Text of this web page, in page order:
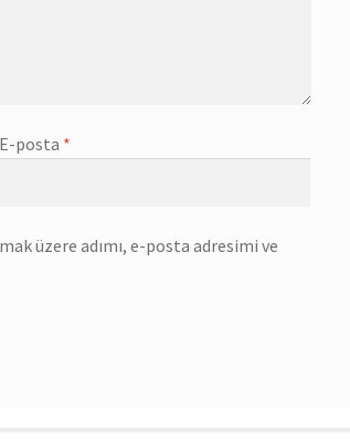
E-posta *
üzere adımı, e-posta adresimi ve